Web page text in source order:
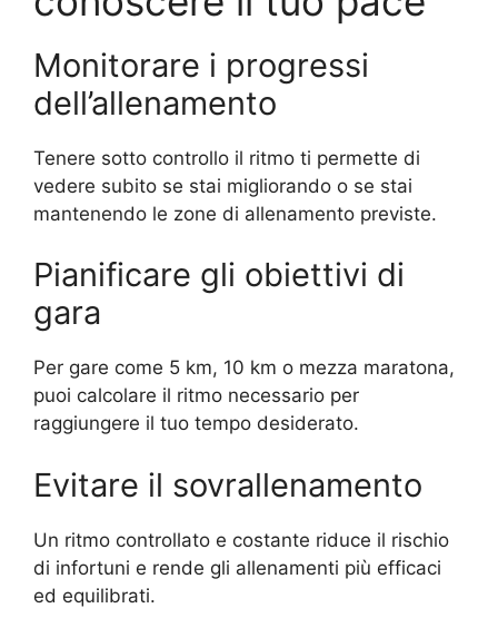
Monitorare i progressi
dell’allenamento
Tenere sotto controllo il ritmo ti permette di
vedere subito se stai migliorando o se stai
mantenendo le zone di allenamento previste.
Pianificare gli obiettivi di
gara
Per gare come 5 km, 10 km o mezza maratona,
puoi calcolare il ritmo necessario per
raggiungere il tuo tempo desiderato.
Evitare il sovrallenamento
Un ritmo controllato e costante riduce il rischio
di infortuni e rende gli allenamenti più efficaci
ed equilibrati.